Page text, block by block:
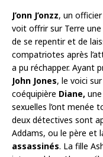
J’onn J’onzz, un
voit offrir sur Terre
de se repentir et de
compatriotes après
a pu réchapper. Ayant
John Jones, le voici
coéquipière Diane,
sexuelles l’ont menée
deux détectives sont
Addams, ou le père et
assassinés. La fille